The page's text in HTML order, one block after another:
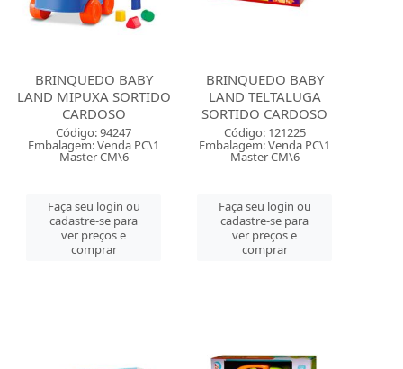
BRINQUEDO BABY
LAND MIPUXA SORTIDO
CARDOSO
Código: 94247
Embalagem: Venda PC\1
Master CM\6
Faça seu login ou
cadastre-se para
ver preços e
comprar
BRINQUEDO BABY
LAND TELTALUGA
SORTIDO CARDOSO
Código: 121225
Embalagem: Venda PC\1
Master CM\6
Faça seu login ou
cadastre-se para
ver preços e
comprar